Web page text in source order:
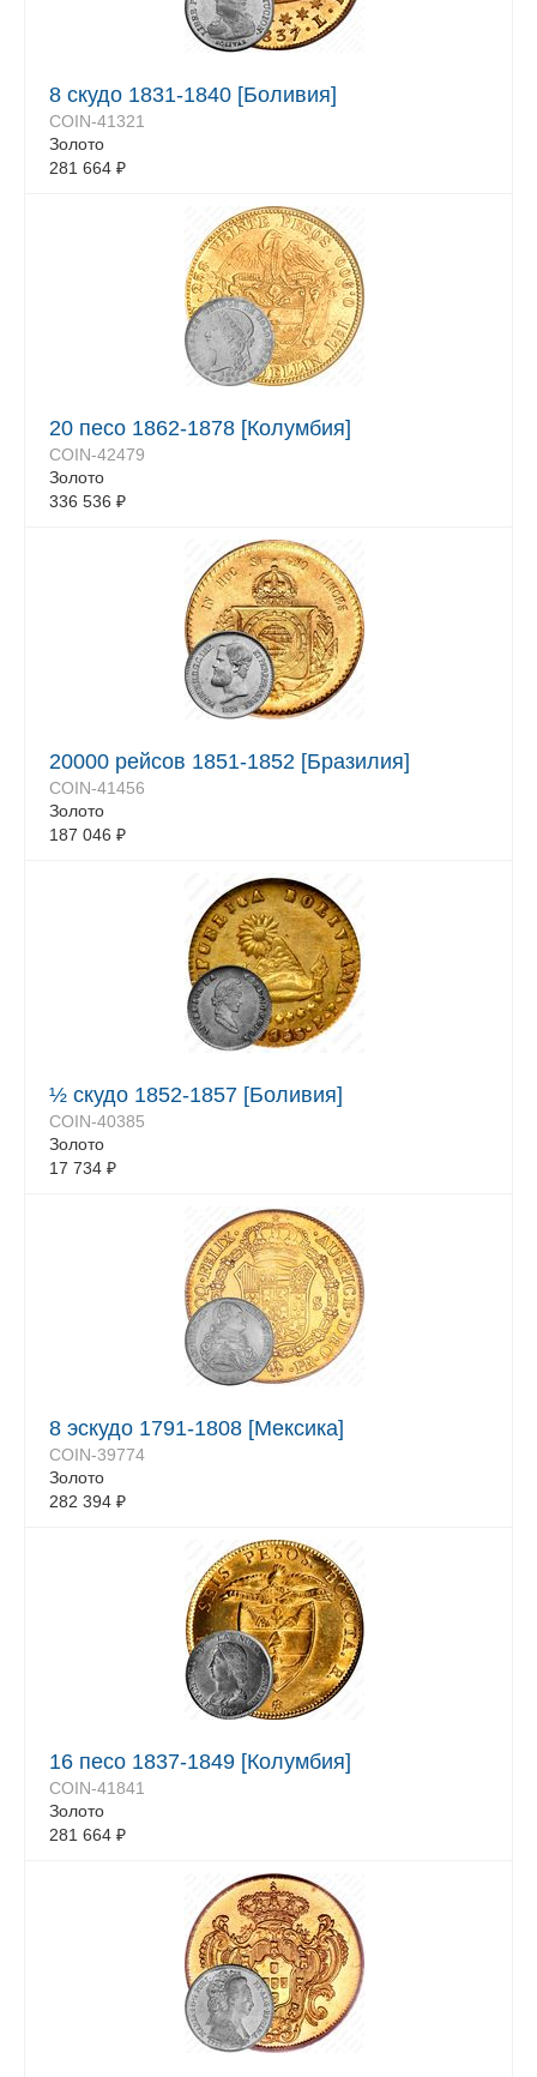
8 скудо 1831-1840 [Боливия]
COIN-41321
Золото
281 664 ₽
20 песо 1862-1878 [Колумбия]
COIN-42479
Золото
336 536 ₽
20000 рейсов 1851-1852 [Бразилия]
COIN-41456
Золото
187 046 ₽
½ скудо 1852-1857 [Боливия]
COIN-40385
Золото
17 734 ₽
8 эскудо 1791-1808 [Мексика]
COIN-39774
Золото
282 394 ₽
16 песо 1837-1849 [Колумбия]
COIN-41841
Золото
281 664 ₽